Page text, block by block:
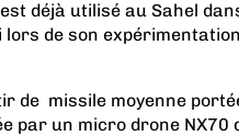
déjà utilisé au Sahel
de son
de missile moyenne
par un micro drone NX70